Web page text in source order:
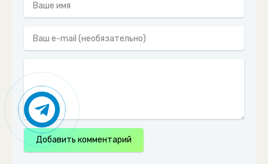
Добавить комментарий